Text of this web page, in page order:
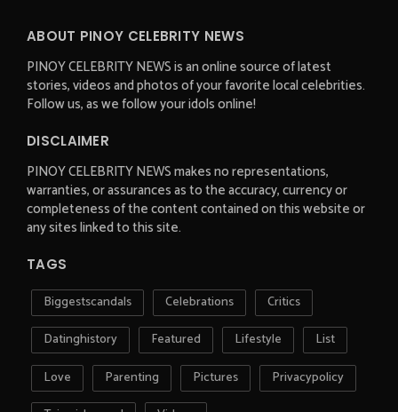
ABOUT PINOY CELEBRITY NEWS
PINOY CELEBRITY NEWS is an online source of latest
stories, videos and photos of your favorite local celebrities.
Follow us, as we follow your idols online!
DISCLAIMER
PINOY CELEBRITY NEWS makes no representations,
warranties, or assurances as to the accuracy, currency or
completeness of the content contained on this website or
any sites linked to this site.
TAGS
Biggestscandals Celebrations
Critics
Datinghistory
Featured Lifestyle
List
Love
Parenting Pictures
Privacypolicy